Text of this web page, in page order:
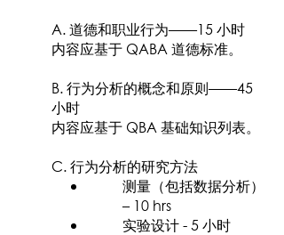
A. 道德和职业行为——15 小时
内容应基于 QABA 道德标准。
B. 行为分析的概念和原则——45
小时
内容应基于 QBA 基础知识列表。
C. 行为分析的研究方法
测量（包括数据分析）
– 10 hrs
实验设计 - 5 小时